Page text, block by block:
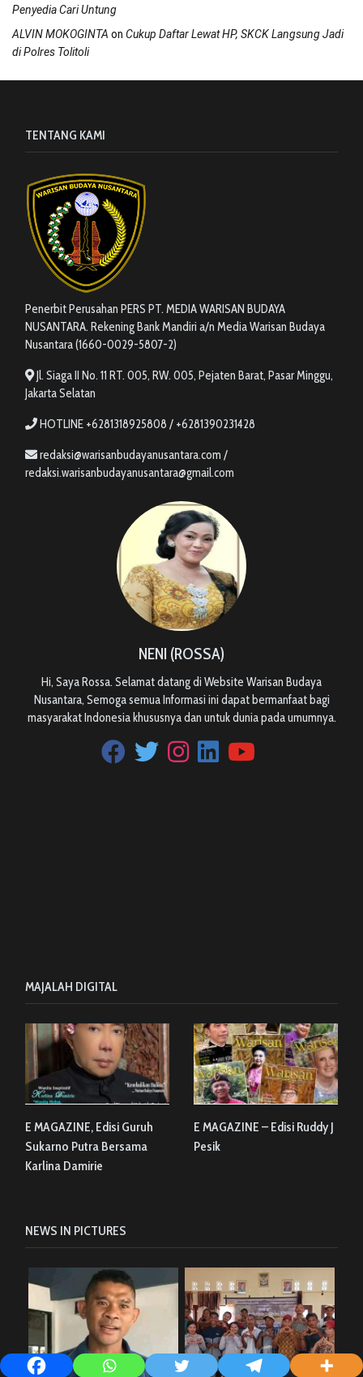
Penyedia Cari Untung
ALVIN MOKOGINTA on Cukup Daftar Lewat HP, SKCK Langsung Jadi
di Polres Tolitoli
TENTANG KAMI
Penerbit Perusahan PERS PT. MEDIA WARISAN BUDAYA
NUSANTARA. Rekening Bank Mandiri a/n Media Warisan Budaya
Nusantara (1660-0029-5807-2)
Jl. Siaga II No. 11 RT. 005, RW. 005, Pejaten Barat, Pasar Minggu,
Jakarta Selatan
HOTLINE +6281318925808 / +6281390231428
redaksi@warisanbudayanusantara.com /
redaksi.warisanbudayanusantara@gmail.com
NENI (ROSSA)
Hi, Saya Rossa. Selamat datang di Website Warisan Budaya
Nusantara, Semoga semua Informasi ini dapat bermanfaat bagi
masyarakat Indonesia khususnya dan untuk dunia pada umumnya.
MAJALAH DIGITAL
E MAGAZINE, Edisi Guruh
Sukarno Putra Bersama
Karlina Damirie
E MAGAZINE – Edisi Ruddy J
Pesik
NEWS IN PICTURES